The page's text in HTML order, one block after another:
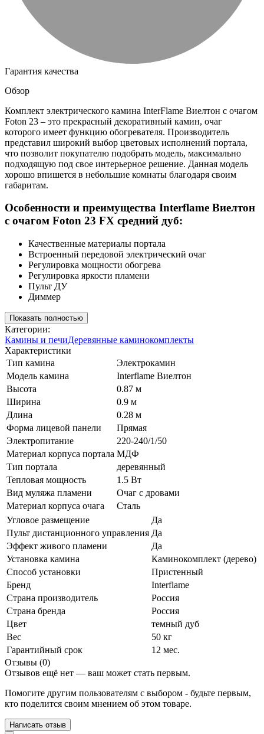
Гарантия качества
Обзор
Комплект электрического камина InterFlame Виелтон с очагом
Foton 23 – это прекрасный декоративный камин, очаг
которого имеет функцию обогревателя. Производитель
представил широкий выбор цветовых исполнений портала,
что позволит покупателю подобрать модель, максимально
подходящую под свое интерьерное решение. Данная модель
хорошо впишется в небольшие комнаты благодаря своим
габаритам.
Особенности и преимущества Interflame Виелтон
с очагом Foton 23 FX средний дуб:
Качественные материалы портала
Встроенный передовой электрический очаг
Регулировка мощности обогрева
Регулировка яркости пламени
Пульт ДУ
Диммер
Показать полностью
Категории:
Камины и печиДеревянные каминокомплекты
Характеристики
Тип камина
Электрокамин
Модель камина
Interflame Виелтон
Высота
0.87 м
Ширина
0.9 м
Длина
0.28 м
Форма лицевой панели
Прямая
Электропитание
220-240/1/50
Материал корпуса портала МДФ
Тип портала
деревянный
Тепловая мощность
1.5 Вт
Вид муляжа пламени
Очаг с дровами
Материал корпуса очага
Сталь
Угловое размещение
Да
Пульт дистанционного управления Да
Эффект живого пламени
Да
Установка камина
Каминокомплект (дерево)
Способ установки
Пристенный
Бренд
Interflame
Страна производитель
Россия
Страна бренда
Россия
Цвет
темный дуб
Вес
50 кг
Гарантийный срок
12 мес.
Отзывы (0)
Отзывов ещё нет — ваш может стать первым.
Помогите другим пользователям с выбором - будьте первым,
кто поделится своим мнением об этом товаре.
Написать отзыв